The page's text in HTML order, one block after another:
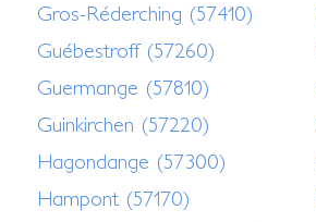
Gros-Réderching (57410)
Guébestroff (57260)
Guermange (57810)
Guinkirchen (57220)
Hagondange (57300)
Hampont (57170)